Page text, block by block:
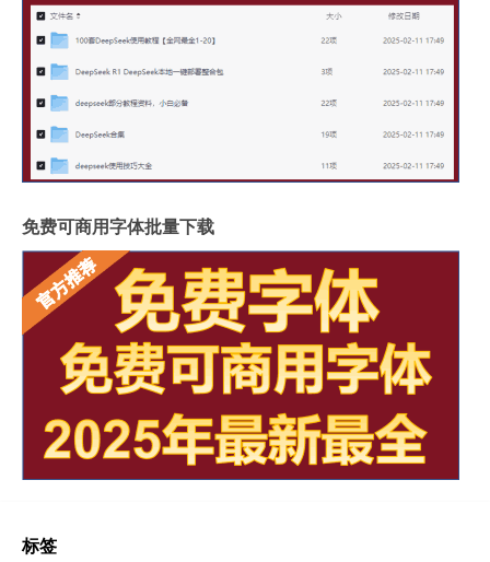
免费可商用字体批量下载
标签